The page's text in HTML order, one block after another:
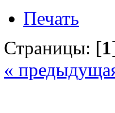
Печать
Страницы: [1
«